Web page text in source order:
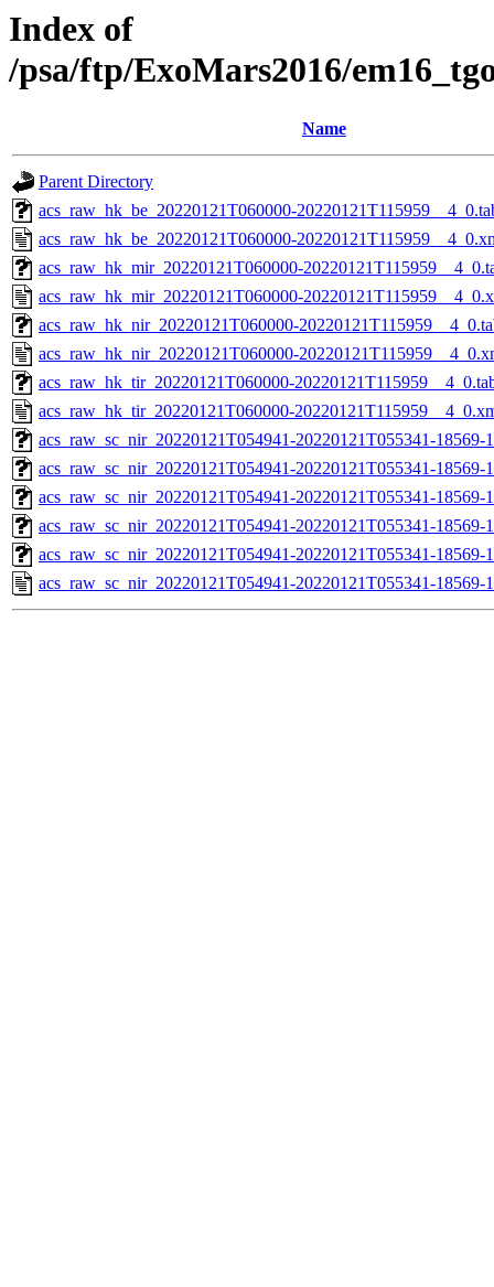
Index of
/psa/ftp/ExoMars2016/
Name
Parent Directory
acs_raw_hk_be_20220121T060000-
acs_raw_hk_be_20220121T060000-
acs_raw_hk_mir_20220121T060000-
acs_raw_hk_mir_20220121T060000-
acs_raw_hk_nir_20220121T060000-
acs_raw_hk_nir_20220121T060000-
acs_raw_hk_tir_20220121T060000-
acs_raw_hk_tir_20220121T060000-
acs_raw_sc_nir_20220121T054941-20220121T055341-
acs_raw_sc_nir_20220121T054941-20220121T055341-18569-
acs_raw_sc_nir_20220121T054941-20220121T055341-18569-
acs_raw_sc_nir_20220121T054941-20220121T055341-18569-
acs_raw_sc_nir_20220121T054941-20220121T055341-18569-
acs_raw_sc_nir_20220121T054941-20220121T055341-18569-